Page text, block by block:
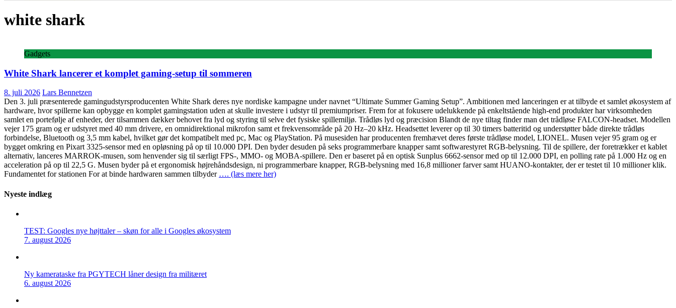
white shark
Gadgets
White Shark lancerer et komplet gaming-setup til sommeren
8. juli 2026 Lars Bennetzen
Den 3. juli præsenterede gamingudstyrsproducenten White Shark deres nye nordiske kampagne under navnet “Ultimate Summer Gaming Setup”. Ambitionen med lanceringen er at tilbyde et samlet økosystem af
hardware, hvor spillerne kan opbygge en komplet gamingstation uden at skulle investere i udstyr til premiumpriser. Frem for at fokusere udelukkende på enkeltstående high-end produkter har virksomheden
samlet en portefølje af enheder, der tilsammen dækker behovet fra lyd og styring til selve det fysiske spillemiljø. Trådløs lyd og præcision Blandt de nye tiltag finder man det trådløse FALCON-headset. Modellen
vejer 175 gram og er udstyret med 40 mm drivere, en omnidirektional mikrofon samt et frekvensområde på 20 Hz–20 kHz. Headsettet leverer op til 30 timers batteritid og understøtter både direkte trådløs
forbindelse, Bluetooth og 3,5 mm kabel, hvilket gør det kompatibelt med pc, Mac og PlayStation. På musesiden har producenten fremhævet deres første trådløse model, LIONEL. Musen vejer 95 gram og er
bygget omkring en Pixart 3325-sensor med en opløsning på op til 10.000 DPI. Den byder desuden på seks programmerbare knapper samt softwarestyret RGB-belysning. Til de spillere, der foretrækker et kablet
alternativ, lanceres MARROK-musen, som henvender sig til særligt FPS-, MMO- og MOBA-spillere. Den er baseret på en optisk Sunplus 6662-sensor med op til 12.000 DPI, en polling rate på 1.000 Hz og en
acceleration på op til 22,5 G. Musen byder på et ergonomisk højrehåndsdesign, ni programmerbare knapper, RGB-belysning med 16,8 millioner farver samt HUANO-kontakter, der er testet til 10 millioner klik.
Fundamentet for stationen For at binde hardwaren sammen tilbyder …. (læs mere her)
Nyeste indlæg
TEST: Googles nye højttaler – skøn for alle i Googles økosystem
7. august 2026
Ny kamerataske fra PGYTECH låner design fra militæret
6. august 2026